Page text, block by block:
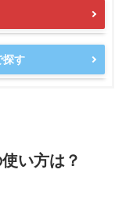
す
い方は？